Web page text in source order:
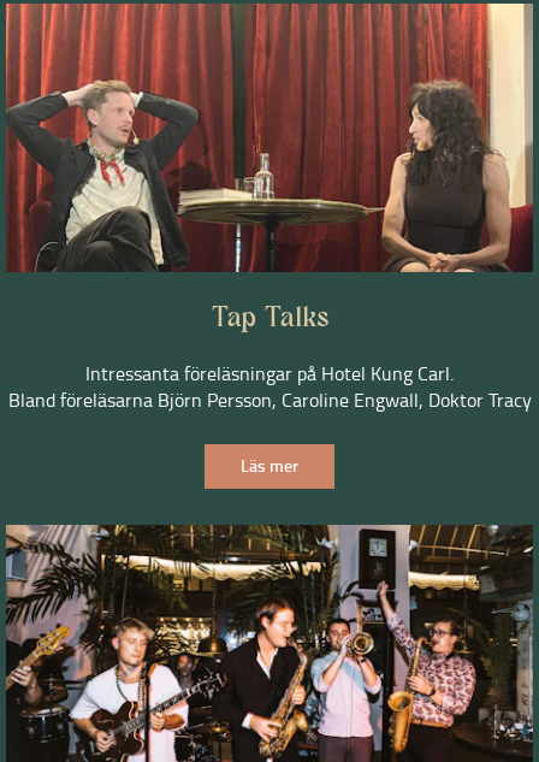
Tap Talks
Intressanta föreläsningar på Hotel Kung Carl.
Bland föreläsarna Björn Persson, Caroline Engwall, Doktor Tracy
Läs mer